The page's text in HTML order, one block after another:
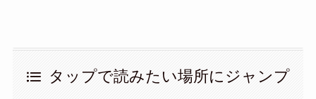
タップで読みたい場所にジャンプ